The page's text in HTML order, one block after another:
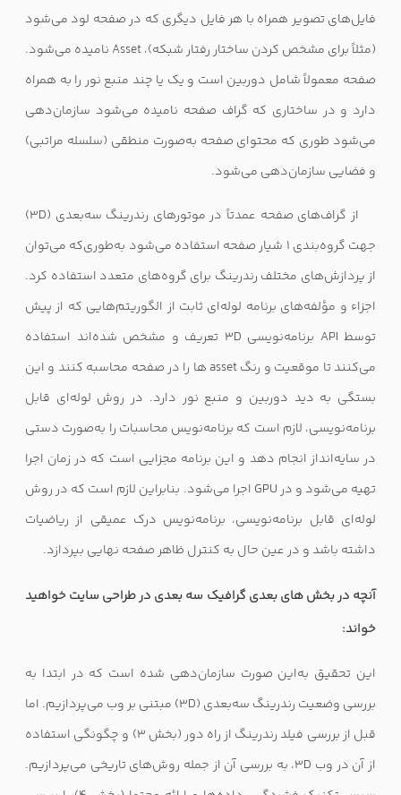
فایل‌های تصویر همراه با هر فایل دیگری که در صفحه لود می‌شود
(مثلاً برای مشخص کردن ساختار رفتار شبکه)،Asset نامیده می‌شود.
صفحه معمولاً شامل دوربین است و یک یا چند منبع نور را به همراه
دارد و در ساختاری که گراف صفحه نامیده می‌شود سازمان‌دهی
می‌شود طوری که محتوای صفحه به‌صورت منطقی (سلسله مراتبی)
و فضایی سازمان‌دهی می‌شود.
از گراف‌های صفحه عمدتاً در موتورهای رندرینگ سه‌بعدی (3D
)
جهت گروه‌بندی 1 شیار صفحه استفاده می‌شود به‌طوری‌که می‌توان
از پردازش‌های مختلف رندرینگ برای گروه‌های متعدد استفاده کرد.
اجزاء و مؤلفه‌های برنامه لوله‌ای ثابت از الگوریتم‌هایی که از پیش
توسط API برنامه‌نویسی 3D تعریف و مشخص شده‌اند استفاده
می‌کنند تا موقعیت و رنگasset ها را در صفحه محاسبه کنند و این
بستگی به دید دوربین و منبع نور دارد. در روش لوله‌ای قابل
برنامه‌نویسی، لازم است که برنامه‌نویس محاسبات را به‌صورت دستی
در سایه‌انداز انجام دهد و این برنامه مجزایی است که در زمان اجرا
تهیه می‌شود و در GPU اجرا می‌شود. بنابراین لازم است که در روش
لوله‌ای قابل برنامه‌نویسی، برنامه‌نویس درک عمیقی از ریاضیات
داشته باشد و در عین حال به کنترل ظاهر صفحه نهایی بپردازد.
آنچه در بخش های بعدی گرافیک سه بعدی در طراحی سایت خواهید
خواند:
این تحقیق به‌این صورت سازمان‌دهی شده است که در ابتدا به
بررسی وضعیت رندرینگ سه‌بعدی (3D)
مبتنی بر وب می‌پردازیم. اما
قبل از بررسی فیلد رندرینگ از راه دور (بخش 3) و چگونگی استفاده
از آن در وب 3D
، به بررسی آن از جمله روش‌های تاریخی می‌پردازیم.